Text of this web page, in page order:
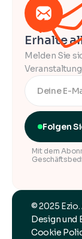
Erhalte
Melden Sie
Folgen
Mit dem
© 2025
Design und
Cookie